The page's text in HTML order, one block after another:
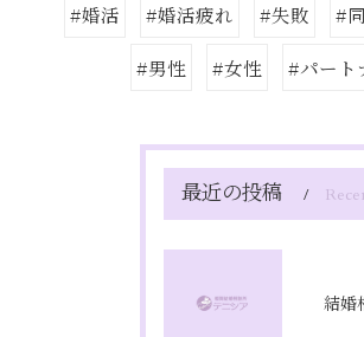
#婚活 #婚活疲れ #失敗 #
#男性 #女性 #パート
最近の投稿